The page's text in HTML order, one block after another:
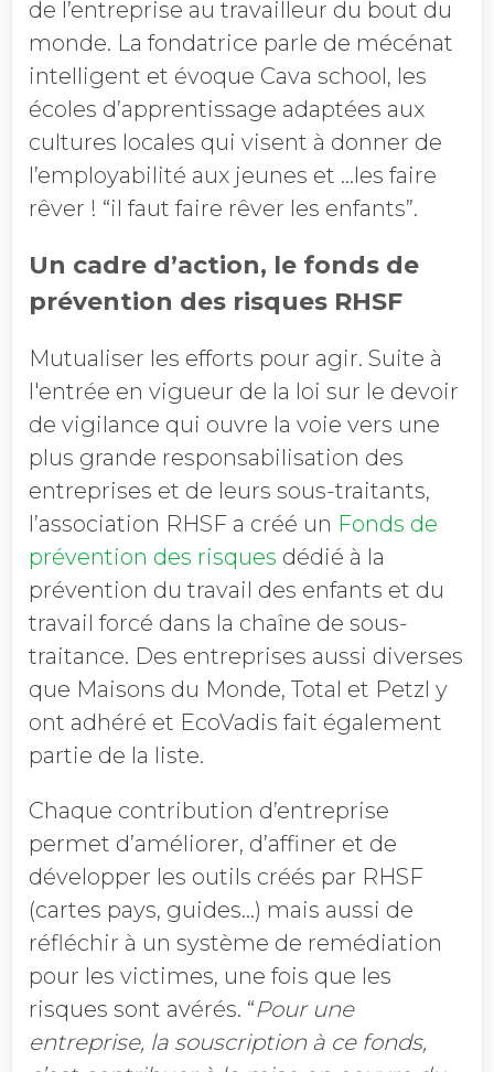
de l’entreprise au travailleur du bout du
monde. La fondatrice parle de mécénat
intelligent et évoque Cava school, les
écoles d’apprentissage adaptées aux
cultures locales qui visent à donner de
l’employabilité aux jeunes et …les faire
rêver ! “il faut faire rêver les enfants”.
Un cadre d’action, le fonds de
prévention des risques RHSF
Mutualiser les efforts pour agir. Suite à
l'entrée en vigueur de la loi sur le devoir
de vigilance qui ouvre la voie vers une
plus grande responsabilisation des
entreprises et de leurs sous-traitants,
l’association RHSF a créé un Fonds de
prévention des risques dédié à la
prévention du travail des enfants et du
travail forcé dans la chaîne de sous-
traitance. Des entreprises aussi diverses
que Maisons du Monde, Total et Petzl y
ont adhéré et EcoVadis fait également
partie de la liste.
Chaque contribution d’entreprise
permet d’améliorer, d’affiner et de
développer les outils créés par RHSF
(cartes pays, guides…) mais aussi de
réfléchir à un système de remédiation
pour les victimes, une fois que les
risques sont avérés. “Pour une
entreprise, la souscription à ce fonds,